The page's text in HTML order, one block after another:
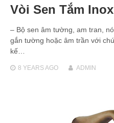
Vòi Sen Tắm
– Bộ sen âm tường, am tran,
gắn tường hoặc âm trần với
kế…
8 YEARSAGO ADMIN